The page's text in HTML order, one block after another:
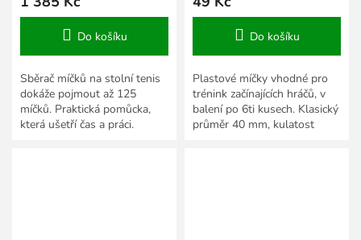
Do košíku
Sběrač míčků na stolní tenis
dokáže pojmout až 125
míčků. Praktická pomůcka,
která ušetří čas a práci.
Do košíku
Plastové míčky vhodné pro
trénink začínajících hráčů, v
balení po 6ti kusech. Klasický
průměr 40 mm, kulatost